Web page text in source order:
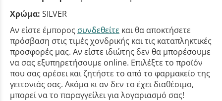
Χρώμα: SILVER
Αν είστε έμπορος συνδεθείτε και θα αποκτήσετε
πρόσβαση στις τιμές χονδρικής και τις καταπληκτικές
προσφορές μας. Αν είστε ιδιώτης δεν θα μπορέσουμε
να σας εξυπηρετήσουμε online. Επιλέξτε το προϊόν
που σας αρέσει και ζητήστε το από το φαρμακείο της
γειτονιάς σας. Ακόμα κι αν δεν το έχει διαθέσιμο,
μπορεί να το παραγγείλει για λογαριασμό σας!